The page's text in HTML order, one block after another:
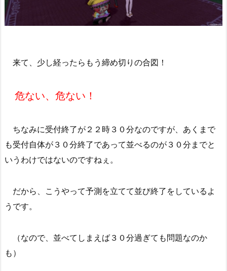
来て、少し経ったらもう締め切りの合図！
危ない、危ない！
ちなみに受付終了が２２時３０分なのですが、あくまで
も受付自体が３０分終了であって並べるのが３０分までと
いうわけではないのですねぇ。
だから、こうやって予測を立てて並び終了をしているよ
うです。
（なので、並べてしまえば３０分過ぎても問題なのか
も）